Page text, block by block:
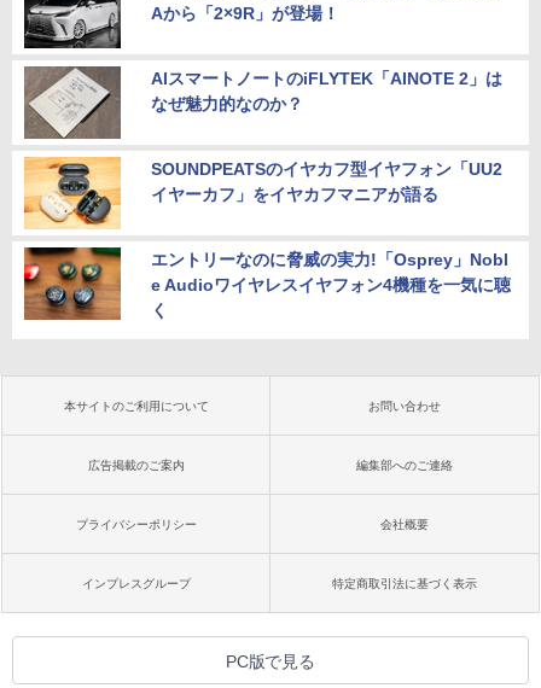
Aから「2×9R」が登場！
AIスマートノートのiFLYTEK「AINOTE 2」は
なぜ魅力的なのか？
SOUNDPEATSのイヤカフ型イヤフォン「UU2
イヤーカフ」をイヤカフマニアが語る
エントリーなのに脅威の実力!「Osprey」Nobl
e Audioワイヤレスイヤフォン4機種を一気に聴
く
本サイトのご利用について お問い合わせ
広告掲載のご案内 編集部へのご連絡
プライバシーポリシー 会社概要
インプレスグループ 特定商取引法に基づく表示
PC版で見る